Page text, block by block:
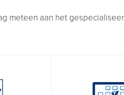
meteen aan het